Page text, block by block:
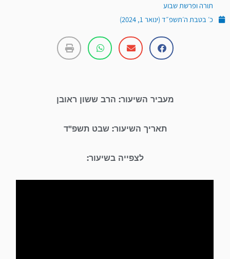
תורה ופרשת שבוע
כ׳ בטבת ה׳תשפ״ד (ינואר 1, 2024)
מעביר השיעור: הרב ששון ראובן
תאריך השיעור: שבט תשפ"ד
לצפייה בשיעור: